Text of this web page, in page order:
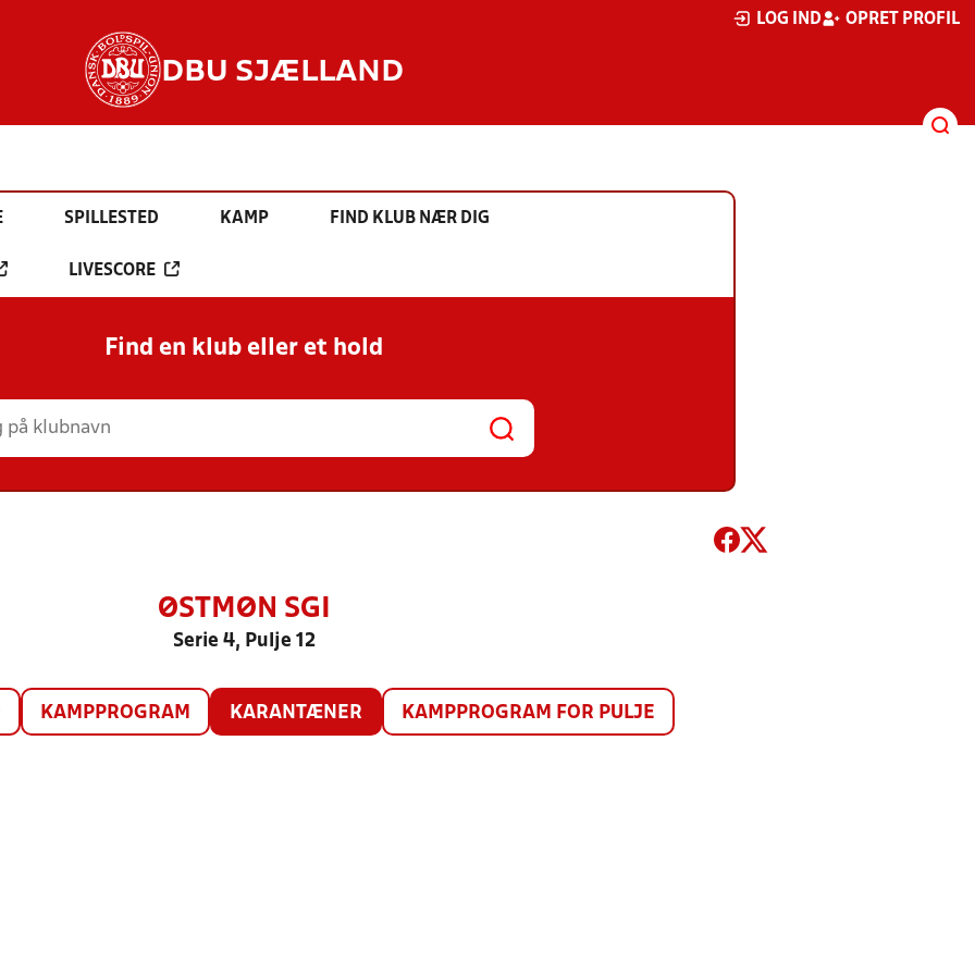
LOG IND OPRET PROFIL
DBU SJÆLLAND
SPILLESTED KAMP FIND KLUB NÆR DIG
LIVESCORE
Find en klub eller et hold
ØSTMØN SGI
Serie 4, Pulje 12
KAMPPROGRAM KARANTÆNER KAMPPROGRAM FOR PULJE